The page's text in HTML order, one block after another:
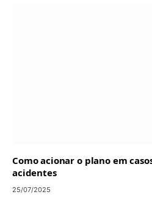
Como acionar o plano em
acidentes
25/07/2025